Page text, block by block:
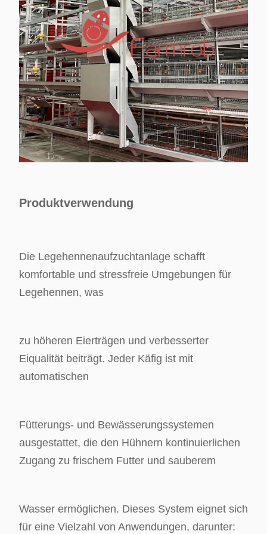
Produktverwendung
Die Legehennenaufzuchtanlage schafft
komfortable und stressfreie Umgebungen für
Legehennen, was
zu höheren Eierträgen und verbesserter
Eiqualität beiträgt. Jeder Käfig ist mit
automatischen
Fütterungs- und Bewässerungssystemen
ausgestattet, die den Hühnern kontinuierlichen
Zugang zu frischem Futter und sauberem
Wasser ermöglichen. Dieses System eignet sich
für eine Vielzahl von Anwendungen, darunter: